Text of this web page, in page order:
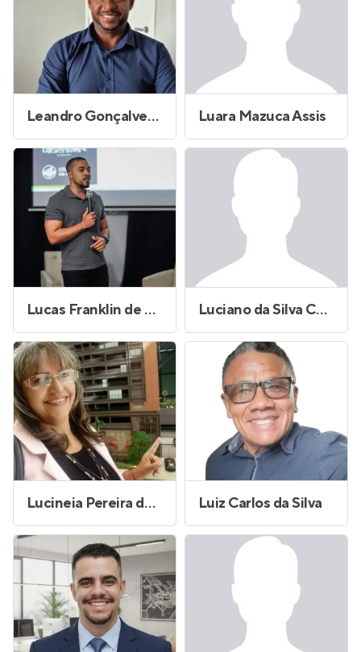
Leandro Gonçalves Lima Luara Mazuca Assis
Lucas Franklin de Oliveira Silva Luciano da Silva Camelo
Lucineia Pereira dos Santos da Silva Luiz Carlos da Silva